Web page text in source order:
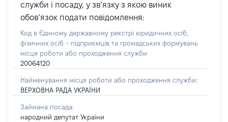
служби і посаду, у зв’язку з якою виник
обов’язок подати повідомлення:
Код в Єдиному державному реєстрі юридичних осіб,
фізичних осіб - підприємців та громадських формувань
місця роботи або проходження служби
20064120
Найменування місця роботи або проходження служби:
ВЕРХОВНА РАДА УКРАЇНИ
Займана посада:
народний депутат України